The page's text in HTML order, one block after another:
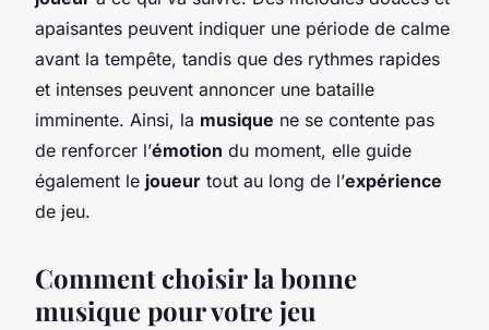
apaisantes peuvent indiquer une période de calme
avant la tempête, tandis que des rythmes rapides
et intenses peuvent annoncer une bataille
imminente. Ainsi, la musique ne se contente pas
de renforcer l’émotion du moment, elle guide
également le joueur tout au long de l’expérience
de jeu.
Comment choisir la bonne
musique pour votre jeu